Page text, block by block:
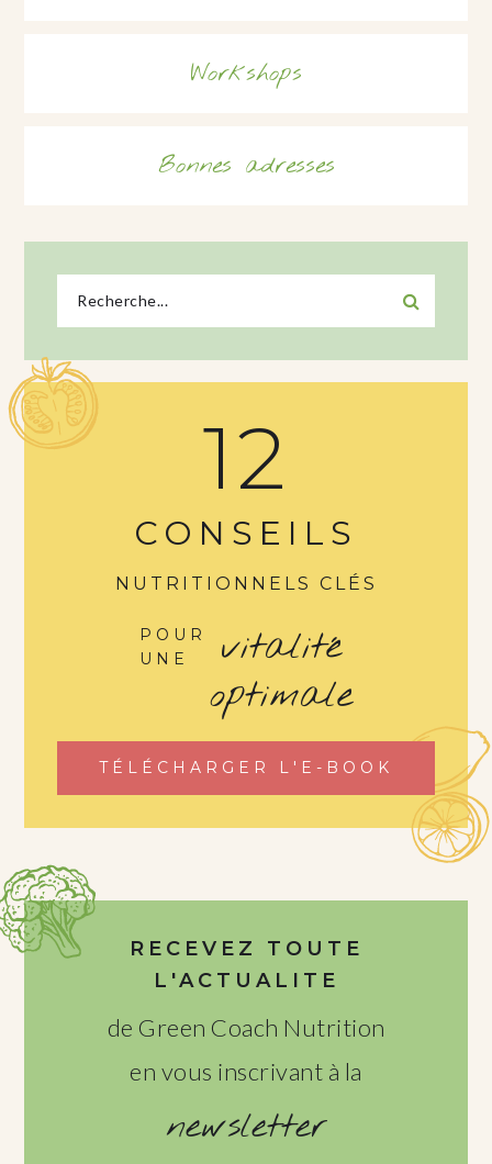
Workshops
Bonnes adresses
12
CONSEILS
NUTRITIONNELS CLÉS
POUR
UNE
vitalité
optimale
TÉLÉCHARGER L'E-BOOK
RECEVEZ TOUTE
L'ACTUALITE
de Green Coach Nutrition
en vous inscrivant à la
newsletter